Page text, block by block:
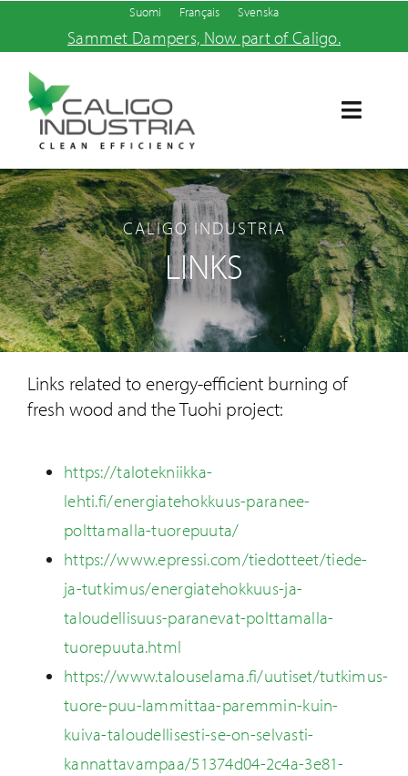
content
Suomi Français Svenska
Sammet Dampers, Now part of Caligo.
Toggle
Home
Products and services
About us
News
Contact
CALIGO INDUSTRIA
LINKS
Links related to energy-efficient burning of
fresh wood and the Tuohi project:
https://talotekniikka-
lehti.fi/energiatehokkuus-paranee-
polttamalla-tuorepuuta/
https://www.epressi.com/tiedotteet/tiede-
ja-tutkimus/energiatehokkuus-ja-
taloudellisuus-paranevat-polttamalla-
tuorepuuta.html
https://www.talouselama.fi/uutiset/tutkimus-
tuore-puu-lammittaa-paremmin-kuin-
kuiva-taloudellisesti-se-on-selvasti-
kannattavampaa/51374d04-2c4a-3e81-